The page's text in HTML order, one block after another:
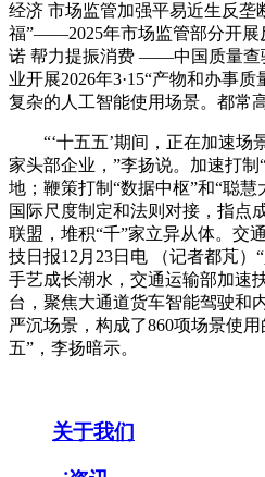
经济 市场监管加强平易近生反垄
福”——2025年市场监管部分开展
诺 帮力提振消费 ——中国质量查
业开展2026年3·15“产物和办事
复杂的人工智能使用场景。都常
“‘十五五’期间，正在加速场
家头部企业，”李扬说。加速打
地；鞭策打制“数据中枢”和“聪
国际尺度制定和法则对接，指点
联盟，堆积“千”家立异从体。交
技日报12月23日电 （记者都芃）
手艺成长潮水，交通运输部加速
台，聚焦大通道货车智能驾驶和
严沉场景，构成了860项场景使
五”，李扬暗示。
关于我们